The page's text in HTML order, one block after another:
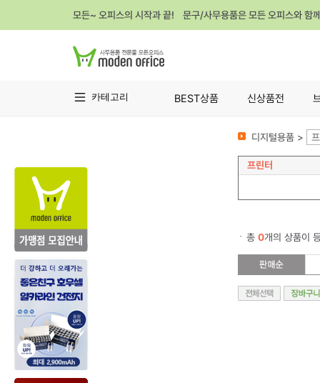
모든~ 오피스의 시작과 끝! 문구/사무용품은 모든 오피스와 함
카테고리 BEST상품 신상품전
디지털용품 >
프린터
총 0개의 상품이